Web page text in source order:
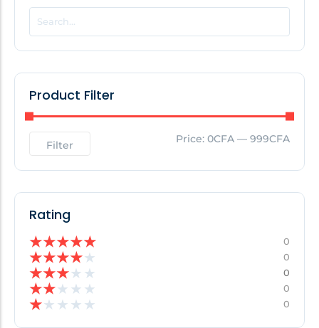
POPULAR THIS WEEK
No Posts Found!
No Posts Found!
Product Filter
Filter Price: 0CFA — 999CFA
Rating
★★★★★ 0
★★★★★ 0
★★★★ ★ 0
★★★ ★ ★ 0
★★ ★ ★ ★ 0